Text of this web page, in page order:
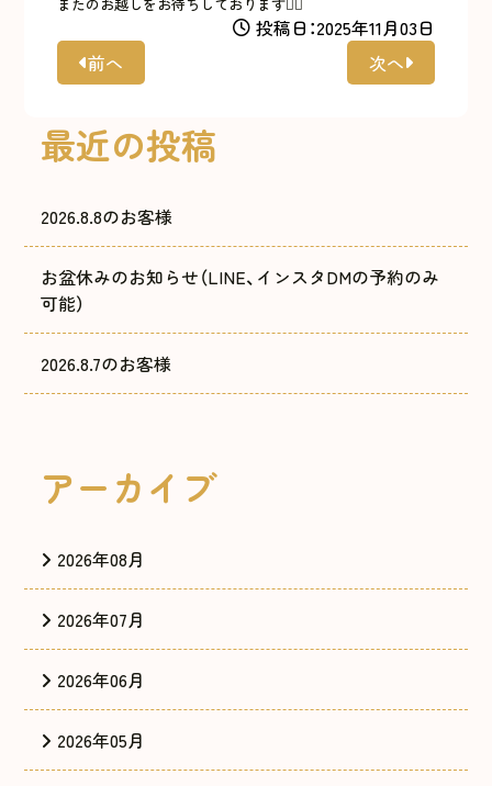
投稿日：2025年11月03日
前へ
次へ
最近の投稿
2026.8.8のお客様
お盆休みのお知らせ（LINE、インスタDMの予約のみ
可能）
2026.8.7のお客様
アーカイブ
2026年08月
2026年07月
2026年06月
2026年05月